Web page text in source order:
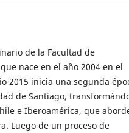
de la Facultad de
nace en el año 2004 en el
2015 inicia una segunda
de Santiago,
e Iberoamérica, que
Luego de un proceso de